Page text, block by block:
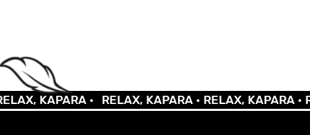
KAPARA • RELAX, KAPARA •RELAX, KAPARA •